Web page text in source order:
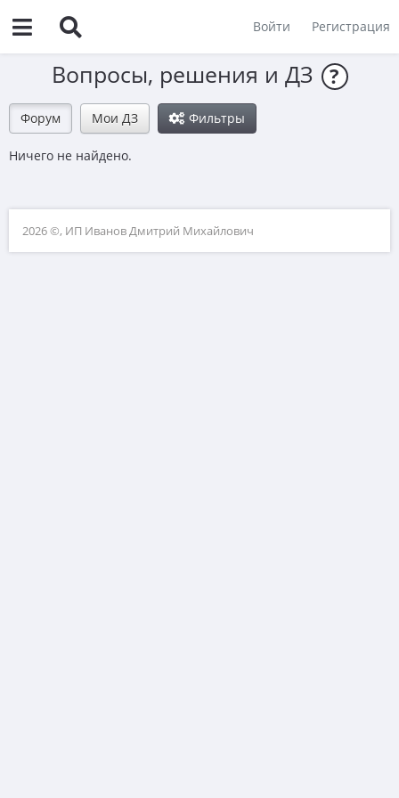
Войти Регистрация
Вопросы, решения и ДЗ ?
Форум Мои ДЗ Фильтры
Ничего не найдено.
2026 ©, ИП Иванов Дмитрий Михайлович